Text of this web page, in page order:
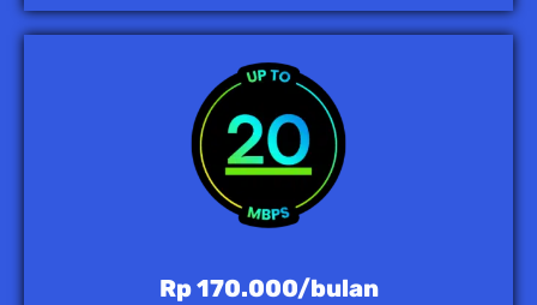
Rp 170.000/bulan